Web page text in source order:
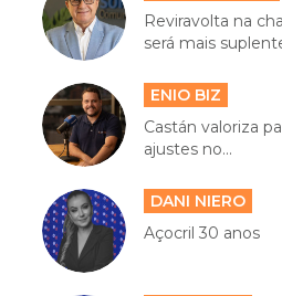
Reviravolta na
será mais
ENIO BIZ
Castán valoriza
ajustes no...
DANI NIERO
Açocril 30 anos